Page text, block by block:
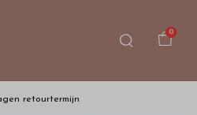
0
retourtermijn